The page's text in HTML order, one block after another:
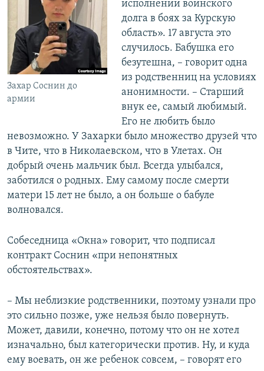
Захар Соснин до
армии
исполнении воинского
долга в боях за Курскую
область». 17 августа это
случилось. Бабушка его
безутешна, – говорит одна
из родственниц на условиях
анонимности. – Старший
внук ее, самый любимый.
Его не любить было
невозможно. У Захарки было множество друзей что
в Чите, что в Николаевском, что в Улетах. Он
добрый очень мальчик был. Всегда улыбался,
заботился о родных. Ему самому после смерти
матери 15 лет не было, а он больше о бабуле
волновался.
Собеседница «Окна» говорит, что подписал
контракт Соснин «при непонятных
обстоятельствах».
– Мы неблизкие родственники, поэтому узнали про
это сильно позже, уже нельзя было повернуть.
Может, давили, конечно, потому что он не хотел
изначально, был категорически против. Ну, и куда
ему воевать, он же ребенок совсем, – говорят его